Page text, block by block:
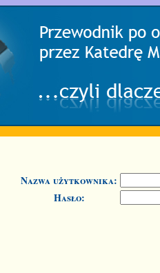
Nazwa użytkownika:
Hasło: